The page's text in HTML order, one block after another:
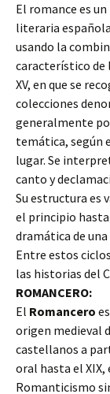
El romance es
literaria
usando la
característico de
XV, en que se
colecciones
generalmente
temática, según
lugar. Se
canto y
Su estructura es
el principio
dramática de
Entre estos
las historias del
ROMANCERO:
El Romancero
origen medieval
castellanos a
oral hasta el XIX,
Romanticismo